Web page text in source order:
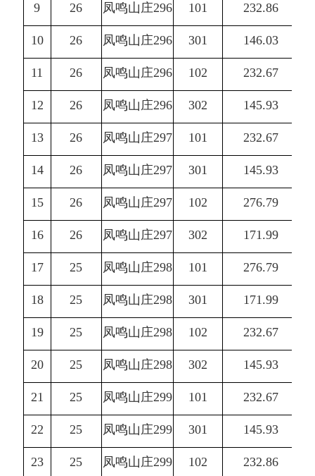
9 26 凤鸣山庄296 101 232.86
10 26 凤鸣山庄296 301 146.03
11 26 凤鸣山庄296 102 232.67
12 26 凤鸣山庄296 302 145.93
13 26 凤鸣山庄297 101 232.67
14 26 凤鸣山庄297 301 145.93
15 26 凤鸣山庄297 102 276.79
16 26 凤鸣山庄297 302 171.99
17 25 凤鸣山庄298 101 276.79
18 25 凤鸣山庄298 301 171.99
19 25 凤鸣山庄298 102 232.67
20 25 凤鸣山庄298 302 145.93
21 25 凤鸣山庄299 101 232.67
22 25 凤鸣山庄299 301 145.93
23 25 凤鸣山庄299 102 232.86